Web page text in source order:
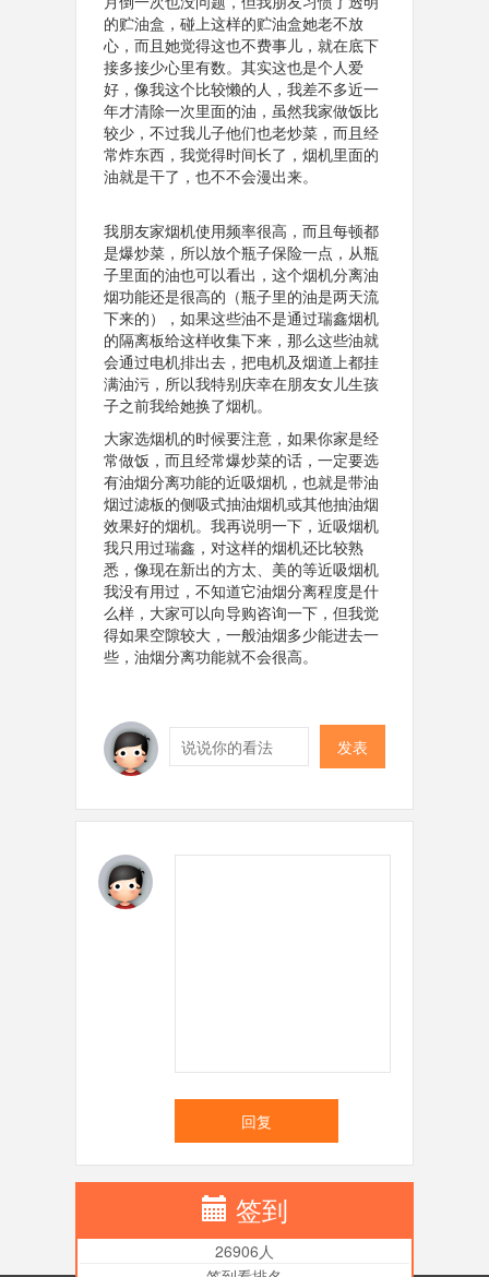
的贮油盒，碰上这样的贮油盒她老不放
心，而且她觉得这也不费事儿，就在底下
接多接少心里有数。其实这也是个人爱
好，像我这个比较懒的人，我差不多近一
年才清除一次里面的油，虽然我家做饭比
较少，不过我儿子他们也老炒菜，而且经
常炸东西，我觉得时间长了，烟机里面的
油就是干了，也不不会漫出来。
我朋友家烟机使用频率很高，而且每顿都
是爆炒菜，所以放个瓶子保险一点，从瓶
子里面的油也可以看出，这个烟机分离油
烟功能还是很高的（瓶子里的油是两天流
下来的），如果这些油不是通过瑞鑫烟机
的隔离板给这样收集下来，那么这些油就
会通过电机排出去，把电机及烟道上都挂
满油污，所以我特别庆幸在朋友女儿生孩
子之前我给她换了烟机。
大家选烟机的时候要注意，如果你家是经
常做饭，而且经常爆炒菜的话，一定要选
有油烟分离功能的近吸烟机，也就是带油
烟过滤板的侧吸式抽油烟机或其他抽油烟
效果好的烟机。我再说明一下，近吸烟机
我只用过瑞鑫，对这样的烟机还比较熟
悉，像现在新出的方太、美的等近吸烟机
我没有用过，不知道它油烟分离程度是什
么样，大家可以向导购咨询一下，但我觉
得如果空隙较大，一般油烟多少能进去一
些，油烟分离功能就不会很高。
发表
回复
签到
26906人